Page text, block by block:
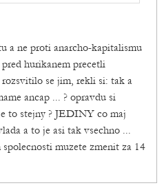
a ne proti anarcho-kapitalismu
hurikanem precetli
se jim, rekli si: tak a
ancap ... ? opravdu si
to stejny ? JEDINY co maj
a to je asi tak vsechno ...
muzete zmenit za 14